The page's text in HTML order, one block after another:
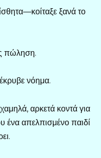
ξανά το
πώληση.
νόημα.
αρκετά κοντά για
ένα απελπισμένο παιδί